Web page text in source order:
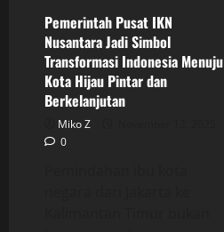
Pemerintah Pusat IKN
Nusantara Jadi Simbol
Transformasi Indonesia Menuju
Kota Hijau Pintar dan
Berkelanjutan
Miko Z
0